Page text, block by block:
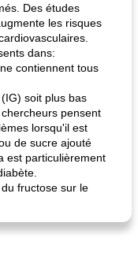
Des études
les risques
dans:
contiennent tous
soit plus bas
pensent
lorsqu'il est
de sucre ajouté
est particulièrement
fructose sur le